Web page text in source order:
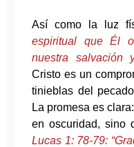
Así como la luz
espiritual que Él
nuestra salvación
Cristo es un
tinieblas del
La promesa es
en oscuridad, sino
Lucas 1: 78-79: